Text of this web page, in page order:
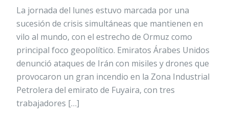
La jornada del lunes estuvo marcada por una
sucesión de crisis simultáneas que mantienen en
vilo al mundo, con el estrecho de Ormuz como
principal foco geopolítico. Emiratos Árabes Unidos
denunció ataques de Irán con misiles y drones que
provocaron un gran incendio en la Zona Industrial
Petrolera del emirato de Fuyaira, con tres
trabajadores […]